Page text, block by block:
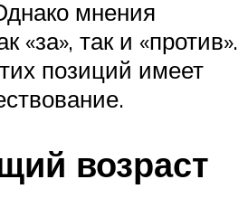
мнения
«за», так и «против».
позиций имеет
возраст